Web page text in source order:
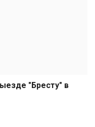
"Бресту" в